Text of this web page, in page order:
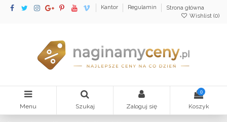
Kantor Regulamin
Strona główna
Wishlist (0)
Menu Szukaj Zaloguj się
0
Koszyk